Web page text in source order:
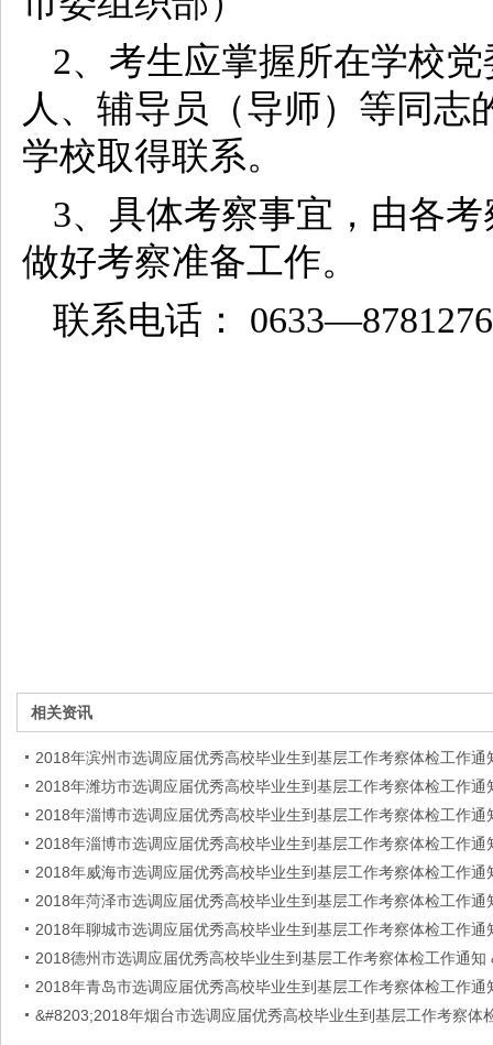
2、考生应掌握所在学校
人、辅导员（导师）等同志
学校取得联系。
3、具体考察事宜，由各
做好考察准备工作。
联系电话：
相关资讯
2018年滨州市选调应届优秀高校毕业生到基层工作考察体检工作通
2018年潍坊市选调应届优秀高校毕业生到基层工作考察体检工作通
2018年淄博市选调应届优秀高校毕业生到基层工作考察体检工作通
2018年淄博市选调应届优秀高校毕业生到基层工作考察体检工作通
2018年威海市选调应届优秀高校毕业生到基层工作考察体检工作通
2018年菏泽市选调应届优秀高校毕业生到基层工作考察体检工作通
2018年聊城市选调应届优秀高校毕业生到基层工作考察体检工作通
2018德州市选调应届优秀高校毕业生到基层工作考察体检工作通知
2018年青岛市选调应届优秀高校毕业生到基层工作考察体检工作通
&#8203;2018年烟台市选调应届优秀高校毕业生到基层工作考察体